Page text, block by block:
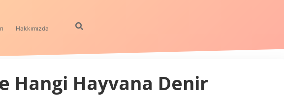
Hakkımızda
Hangi Hayvana Denir